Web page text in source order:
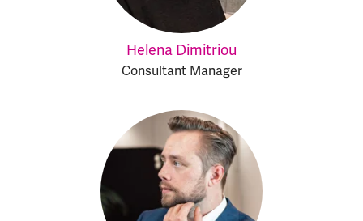
Helena Dimitriou
Consultant Manager